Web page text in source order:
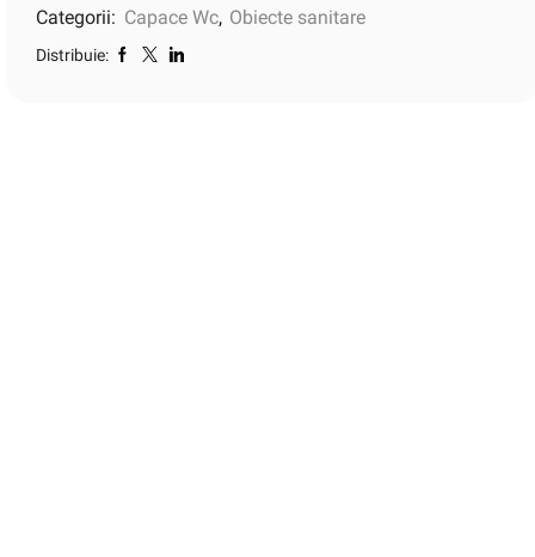
Categorii: Capace Wc, Obiecte sanitare
Distribuie: